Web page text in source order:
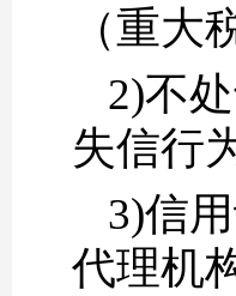
（重
2)不
失信行
3)信
代理机